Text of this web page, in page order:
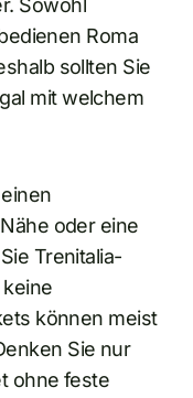
Sowohl
Roma
sollten Sie
mit welchem
oder eine
Trenitalia-
können meist
Sie nur
ohne feste